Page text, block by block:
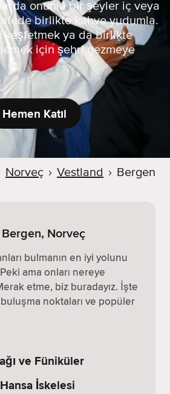
onunla bir şeyler iç veya
birlikte kahve yudumla.
keşfetmek ya da birlikte
için şehri gezmeye
Hemen Katıl
Norveç › Vestland › Bergen
Norveç
bulmanın en iyi yolunu
ama onları nereye
etme, biz buradayız. İşte
noktaları ve popüler
ve Füniküler
İskelesi